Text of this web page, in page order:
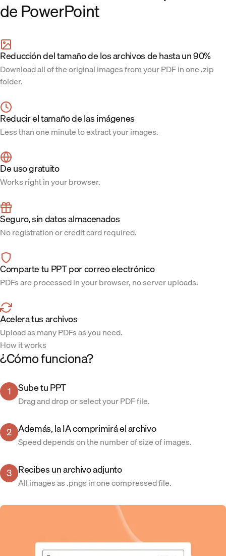
de PowerPoint
Reducción del tamaño de los archivos de hasta un 90%
Download all of the original images from your PDF in one .zip
folder.
Reducir el tamaño de las imágenes
Less than one minute to extract your images.
De uso gratuito
Works right in your browser.
Seguro, sin datos almacenados
No registration or credit card required.
Comparte tu PPT por correo electrónico
PDFs are processed in your browser, no server uploads.
Acelera tus archivos
Upload as many PDFs as you need.
How it works
¿Cómo funciona?
1 Sube tu PPT
Drag and drop or select your PDF file.
2 Además, la IA comprimirá el archivo
Speed depends on the number of size of images.
3 Recibes un archivo adjunto
All images as .pngs in one compressed file.